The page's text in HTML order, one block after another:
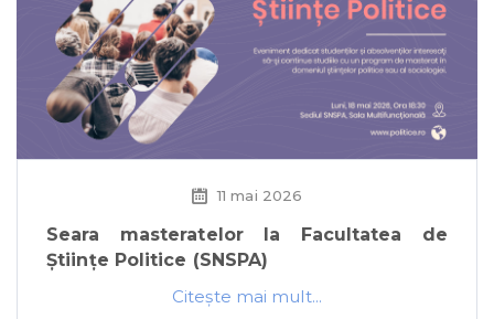
11 mai 2026
Seara masteratelor la Facultatea de
Științe Politice (SNSPA)
Citeşte mai mult...